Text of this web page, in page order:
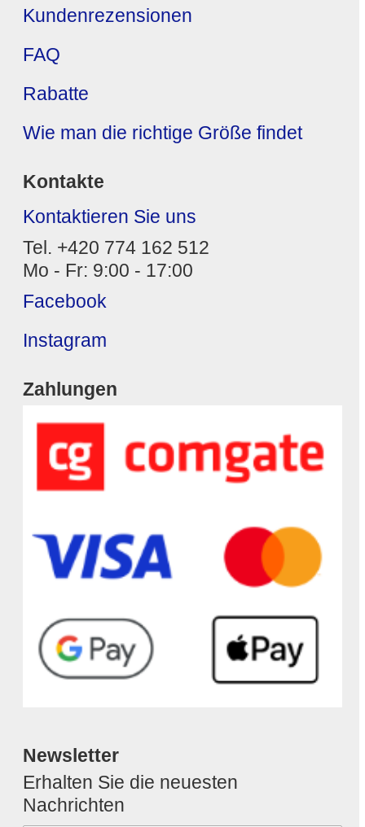
Kundenrezensionen
FAQ
Rabatte
Wie man die richtige Größe findet
Kontakte
Kontaktieren Sie uns
Tel. +420 774 162 512
Mo - Fr: 9:00 - 17:00
Facebook
Instagram
Zahlungen
Newsletter
Erhalten Sie die neuesten
Nachrichten